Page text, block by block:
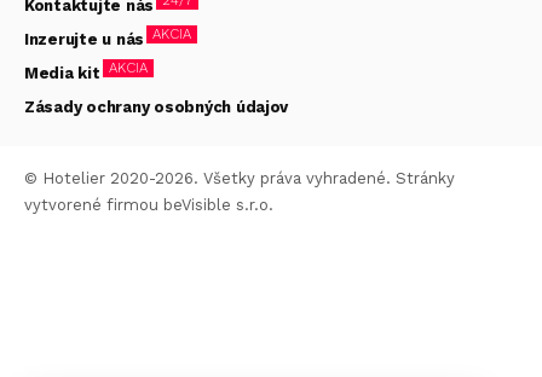
Kontaktujte nás
Inzerujte u nás AKCIA
Media kit AKCIA
Zásady ochrany osobných údajov
© Hotelier 2020-2026. Všetky práva vyhradené. Stránky
vytvorené firmou beVisible s.r.o.